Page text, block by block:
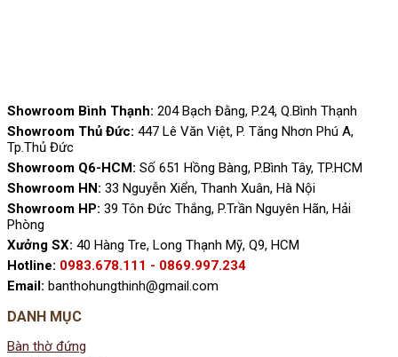
Showroom Bình Thạnh: 204 Bạch Đằng, P.24, Q.Bình Thạnh
Showroom Thủ Đức: 447 Lê Văn Việt, P. Tăng Nhơn Phú A,
Tp.Thủ Đức
Showroom Q6-HCM: Số 651 Hồng Bàng, P.Bình Tây, TP.HCM
Showroom HN: 33 Nguyễn Xiển, Thanh Xuân, Hà Nội
Showroom HP: 39 Tôn Đức Thắng, P.Trần Nguyên Hãn, Hải
Phòng
Xưởng SX: 40 Hàng Tre, Long Thạnh Mỹ, Q9, HCM
Hotline: 0983.678.111 - 0869.997.234
Email: banthohungthinh@gmail.com
DANH MỤC
Bàn thờ đứng